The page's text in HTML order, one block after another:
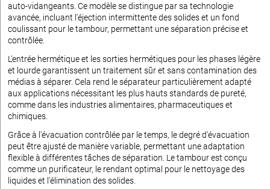
auto-vidangeants. Ce modèle se distingue par sa technologie
avancée, incluant l'éjection intermittente des solides et un fond
coulissant pour le tambour, permettant une séparation précise et
contrôlée.
L'entrée hermétique et les sorties hermétiques pour les phases légère
et lourde garantissent un traitement sûr et sans contamination des
médias à séparer. Cela rend le séparateur particulièrement adapté
aux applications nécessitant les plus hauts standards de pureté,
comme dans les industries alimentaires, pharmaceutiques et
chimiques.
Grâce à l'évacuation contrôlée par le temps, le degré d'évacuation
peut être ajusté de manière variable, permettant une adaptation
flexible à différentes tâches de séparation. Le tambour est conçu
comme un purificateur, le rendant optimal pour le nettoyage des
liquides et l'élimination des solides.